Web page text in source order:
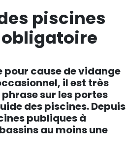
piscines
obligatoire
pour cause de vidange
il est très
sur les portes
des piscines. Depuis
publiques à
au moins une